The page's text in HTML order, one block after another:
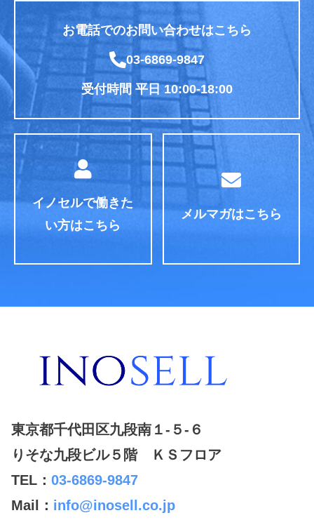
お電話でのお問い合わせはこちら
03-6869-9847
受付時間 平日 10:00-18:00
イノセルで働きた
い方はこちら
メルマガはこちら
東京都千代田区九段南１-５-６
りそな九段ビル５階 ＫＳフロア
TEL： 03-6869-9847
Mail： info@inosell.co.jp